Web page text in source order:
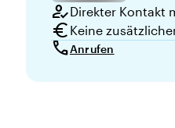
how_to_regDirekter Kontakt
euro Keine
callAnrufen